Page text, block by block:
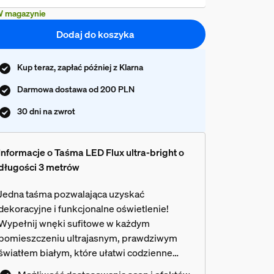
magazynie
Dodaj do koszyka
Kup teraz, zapłać później z Klarna
Darmowa dostawa od 200 PLN
30 dni na zwrot
o Taśma LED Flux ultra-bright o
3 metrów
taśma pozwalająca uzyskać
i funkcjonalne oświetlenie!
wnęki sufitowe w każdym
ultrajasnym, prawdziwym
białym, które ułatwi codzienne
Stwórz wyjątkowy nastrój dzięki